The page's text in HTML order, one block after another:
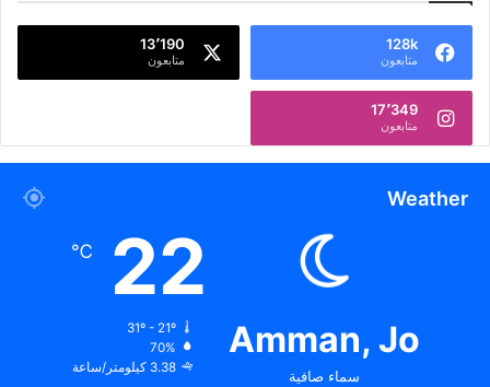
128k
متابعون
13٬190
متابعون
17٬349
متابعون
Weather
Amman, Jo
سماء صافية
22
℃
31º - 21º
70%
3.38 كيلومتر/ساعة